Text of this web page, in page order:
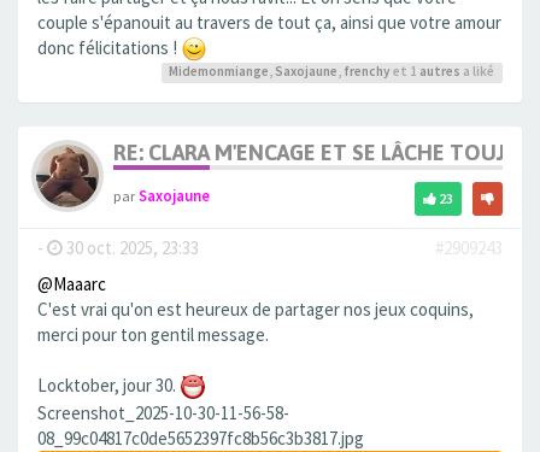
couple s'épanouit au travers de tout ça, ainsi que votre amour
donc félicitations !
Midemonmiange, Saxojaune, frenchyet 1 autres a liké
RE: CLARA M'ENCAGE ET SE LÂCHE
parSaxojaune 23
- 30 oct. 2025, 23:33
#2909243
@Maaarc
C'est vrai qu'on est heureux de partager nos jeux coquins,
merci pour ton gentil message.
Locktober, jour 30.
Screenshot_2025-10-30-11-56-58-
08_99c04817c0de5652397fc8b56c3b3817.jpg